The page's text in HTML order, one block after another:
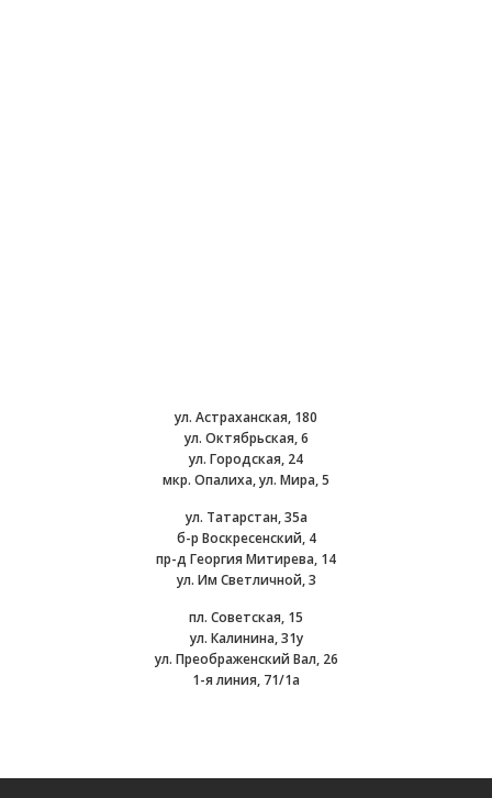
ул. Астраханская, 180
ул. Октябрьская, 6
ул. Городская, 24
мкр. Опалиха, ул. Мира, 5
ул. Татарстан, 35а
б-р Воскресенский, 4
пр-д Георгия Митирева, 14
ул. Им Светличной, 3
пл. Советская, 15
ул. Калинина, 31у
ул. Преображенский Вал, 26
1-я линия, 71/1а